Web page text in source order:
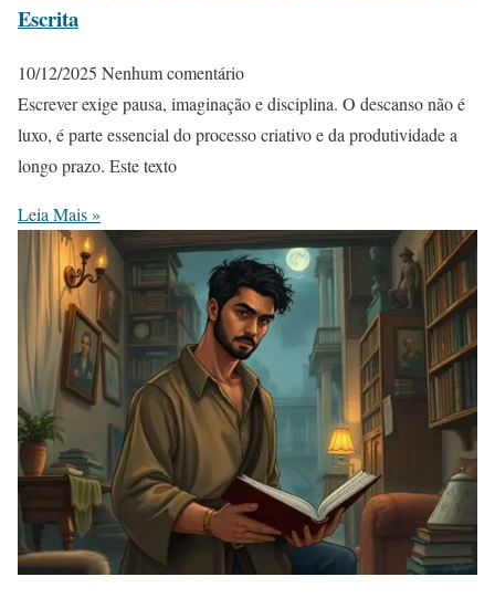
Escrita
10/12/2025 Nenhum comentário
Escrever exige pausa, imaginação e disciplina. O descanso não é
luxo, é parte essencial do processo criativo e da produtividade a
longo prazo. Este texto
Leia Mais »